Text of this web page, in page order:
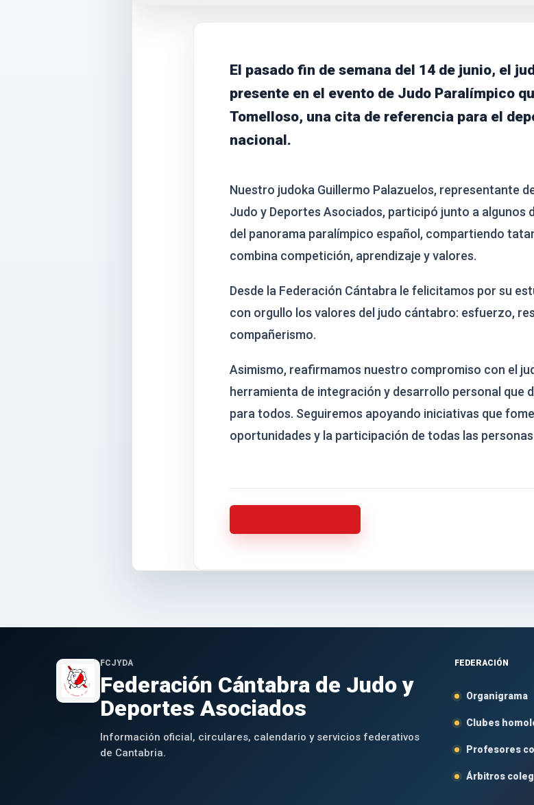
El pasado fin de semana del 14 de junio, el
presente en el evento de Judo Paralímpico
Tomelloso, una cita de referencia para el
nacional.
Nuestro judoka Guillermo Palazuelos, representante
Judo y Deportes Asociados, participó junto a algunos
del panorama paralímpico español, compartiendo
combina competición, aprendizaje y valores.
Desde la Federación Cántabra le felicitamos por su
con orgullo los valores del judo cántabro: esfuerzo,
compañerismo.
Asimismo, reafirmamos nuestro compromiso con el
herramienta de integración y desarrollo personal que
para todos. Seguiremos apoyando iniciativas que
oportunidades y la participación de todas las
FCJYDA
Federación Cántabra de Judo y
Deportes Asociados
Información oficial, circulares, calendario y servicios federativos
de Cantabria.
FEDERACIÓN
Organigrama
Clubes
Profesores
Árbitros